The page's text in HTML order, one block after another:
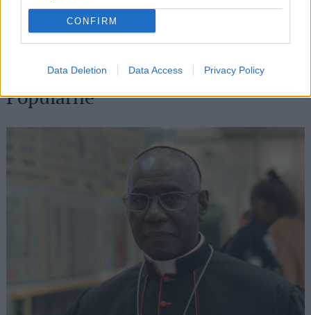
CONFIRM
Data Deletion Data Access Privacy Policy
Kard. Parolin w Meksyku: modlitwa, obecność i świadectwo
drogą do pokoju
Fundacja Małych Stópek tworzy sieć „Szkół Pełnych Życia”
Popularne